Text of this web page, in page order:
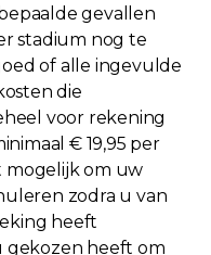
gevallen
stadium nog te
of alle ingevulde
die
voor rekening
€ 19,95 per
mogelijk om uw
zodra u van
heeft
gekozen heeft om